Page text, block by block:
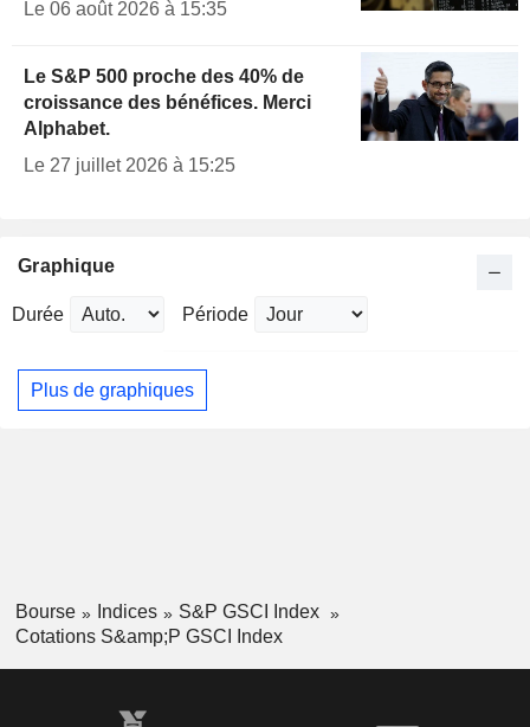
Le 06 août 2026 à 15:35
Le S&P 500 proche des 40% de
croissance des bénéfices. Merci
Alphabet.
Le 27 juillet 2026 à 15:25
Graphique
Durée Période
Plus de graphiques
Bourse Indices
S&P GSCI Index
Cotations S&amp;P GSCI Index